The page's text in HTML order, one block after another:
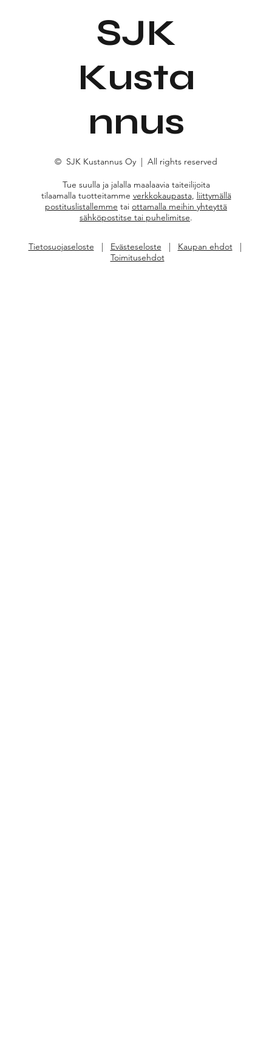
SJK
Kusta
nnus
© SJK Kustannus Oy | All rights reserved
Tue suulla ja jalalla maalaavia taiteilijoita
tilaamalla tuotteitamme verkkokaupasta, liittymällä
postituslistallemme tai ottamalla meihin yhteyttä
sähköpostitse tai puhelimitse.
Tietosuojaseloste | Evästeseloste | Kaupan ehdot|
Toimitusehdot